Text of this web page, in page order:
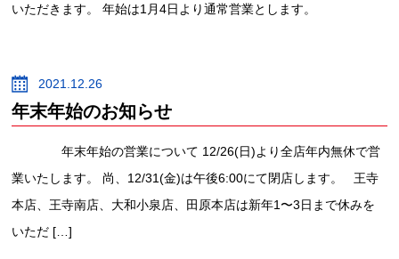
いただきます。 年始は1月4日より通常営業とします。
2021.12.26
年末年始のお知らせ
年末年始の営業について 12/26(日)より全店年内無休で営
業いたします。 尚、12/31(金)は午後6:00にて閉店します。 王寺
本店、王寺南店、大和小泉店、田原本店は新年1〜3日まで休みを
いただ […]